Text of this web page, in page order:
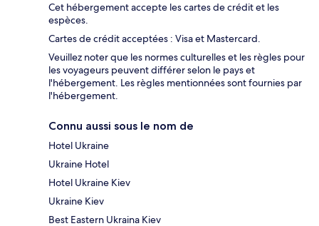
Cet hébergement accepte les cartes de crédit et les
espèces.
Cartes de crédit acceptées : Visa et Mastercard.
Veuillez noter que les normes culturelles et les règles pour
les voyageurs peuvent différer selon le pays et
l'hébergement. Les règles mentionnées sont fournies par
l'hébergement.
Connu aussi sous le nom de
Hotel Ukraine
Ukraine Hotel
Hotel Ukraine Kiev
Ukraine Kiev
Best Eastern Ukraina Kiev